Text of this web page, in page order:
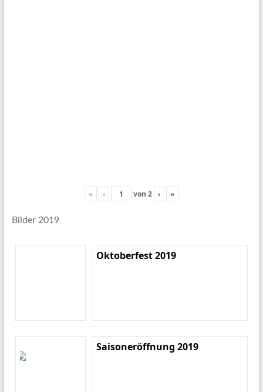
« ‹ von 2 › »
Bilder 2019
Oktoberfest 2019
Saisoneröffnung 2019